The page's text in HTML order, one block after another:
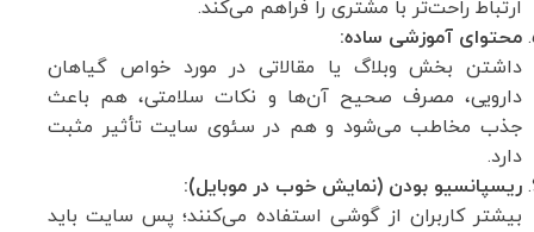
ارتباط راحت‌تر با مشتری را فراهم می‌کند.
محتوای آموزشی ساده:
داشتن بخش وبلاگ یا مقالاتی در مورد خواص گیاهان
دارویی، مصرف صحیح آن‌ها و نکات سلامتی، هم باعث
جذب مخاطب می‌شود و هم در سئوی سایت تأثیر مثبت
دارد.
ریسپانسیو بودن (نمایش خوب در موبایل):
بیشتر کاربران از گوشی استفاده می‌کنند؛ پس سایت باید